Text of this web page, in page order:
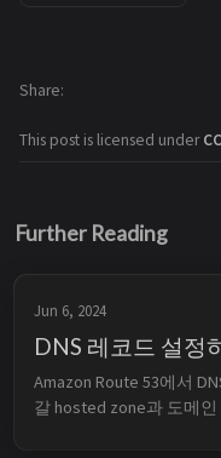
This post is licensed under
Share
Further Reading
Jun 6, 2024
DNS 레코드 설정
Amazon Route 53에서
갈 hosted zone과 도메